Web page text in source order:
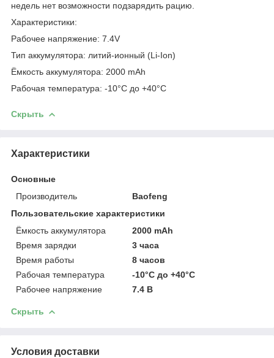
недель нет возможности подзарядить рацию.
Характеристики:
Рабочее напряжение: 7.4V
Тип аккумулятора: литий-ионный (Li-Ion)
Ёмкость аккумулятора: 2000 mAh
Рабочая температура: -10°C до +40°C
Скрыть
Характеристики
Основные
Производитель
Baofeng
Пользовательские характеристики
Ёмкость аккумулятора
2000 mAh
Время зарядки
3 часа
Время работы
8 часов
Рабочая температура
-10°C до +40°C
Рабочее напряжение
7.4 В
Скрыть
Условия доставки